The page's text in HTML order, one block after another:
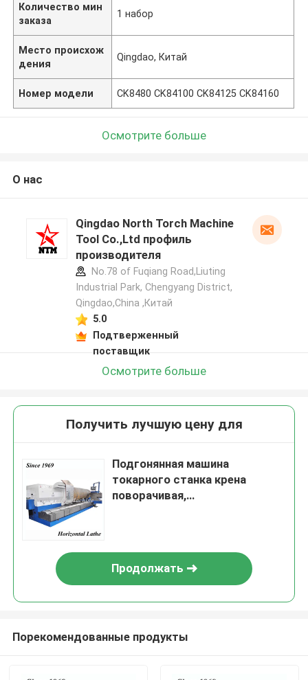
Количество мин
заказа
1 набор
Место происхож
дения
Qingdao, Китай
Номер модели CK8480 CK84100 CK84125 CK84160
Осмотрите больше
О нас
Qingdao North Torch Machine
Tool Co.,Ltd профиль
производителя
No.78 of Fuqiang Road,Liuting
Industrial Park, Chengyang District,
Qingdao,China ,Китай
5.0
Подтверженный
поставщик
Осмотрите больше
Получить лучшую цену для
Подгонянная машина
токарного станка крена
поворачивая,
Продолжать
Порекомендованные продукты